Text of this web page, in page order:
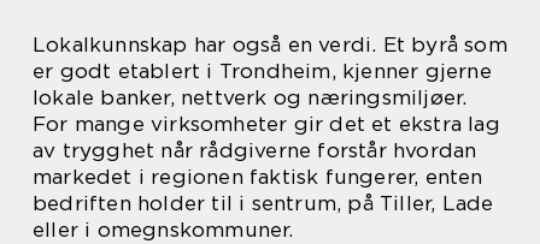
Lokalkunnskap har også en verdi. Et byrå som
er godt etablert i Trondheim, kjenner gjerne
lokale banker, nettverk og næringsmiljøer.
For mange virksomheter gir det et ekstra lag
av trygghet når rådgiverne forstår hvordan
markedet i regionen faktisk fungerer, enten
bedriften holder til i sentrum, på Tiller, Lade
eller i omegnskommuner.